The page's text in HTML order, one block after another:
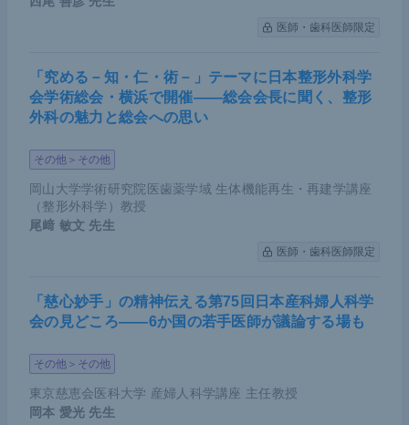
医師・歯科医師限定
「究める－知・仁・術－」テーマに日本整形外科学
会学術総会・横浜で開催――総会会長に聞く、整形
外科の魅力と総会への思い
その他＞その他
岡山大学学術研究院医歯薬学域 生体機能再生・再建学講座
（整形外科学）教授
尾﨑 敏文 先生
医師・歯科医師限定
「慈心妙手」の精神伝える第75回日本産科婦人科学
会の見どころ――6か国の若手医師が議論する場も
その他＞その他
東京慈恵会医科大学 産婦人科学講座 主任教授
岡本 愛光 先生